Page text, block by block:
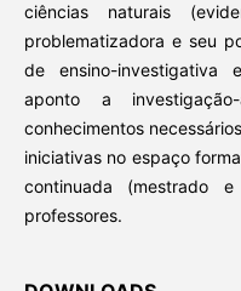
ciências naturais
problematizadora e seu
de ensino-investigativa
aponto a
conhecimentos
iniciativas no espaço
continuada (mestrado
professores.